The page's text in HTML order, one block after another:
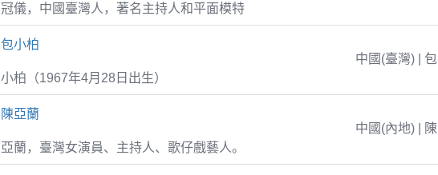
冠儀，中國臺灣人，著名主持人和平面模特
包小柏
中國(臺灣) | 包
小柏（1967年4月28日出生）
陳亞蘭
中國(內地) | 陳
亞蘭，臺灣女演員、主持人、歌仔戲藝人。